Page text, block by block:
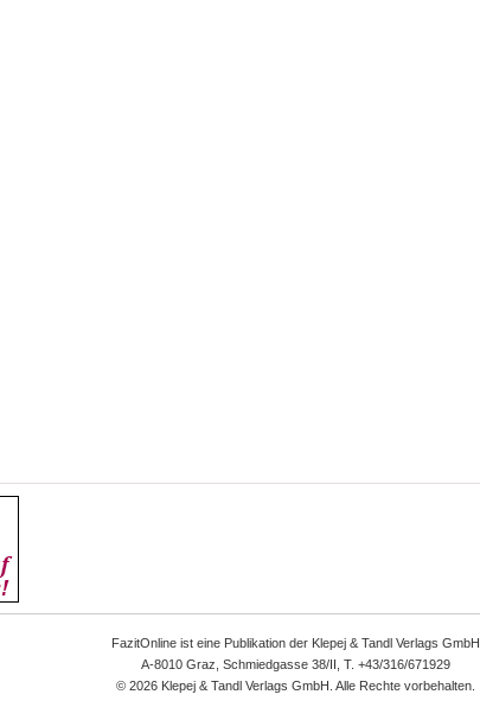
FazitOnline ist eine Publikation der Klepej & Tandl Verlags GmbH
A-8010 Graz, Schmiedgasse 38/II, T. +43/316/671929
© 2026 Klepej & Tandl Verlags GmbH. Alle Rechte vorbehalten.